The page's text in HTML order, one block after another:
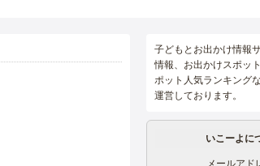
子どもとお出かけ情報
情報、お出かけスポッ
ポット人気ランキング
運営しております。
いこーよに
メールアド